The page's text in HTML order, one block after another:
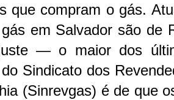
que compram o gás.
em Salvador são de
— o maior dos
Sindicato dos
(Sinrevgas) é de que